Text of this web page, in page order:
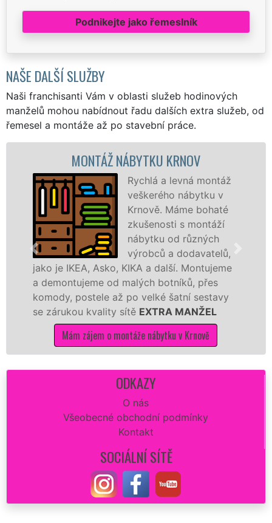
Podnikejte jako řemeslník
NAŠE DALŠÍ SLUŽBY
Naši franchisanti Vám v oblasti služeb hodinových
manželů mohou nabídnout řadu dalších extra služeb, od
řemesel a montáže až po stavební práce.
MONTÁŽ NÁBYTKU KRNOV
Rychlá a levná montáž
veškerého nábytku v
Krnově. Máme bohaté
zkušenosti s montáží
nábytku od různých
výrobců a dodavatelů,
je IKEA, Asko, KIKA a další. Montujeme
od malých botníků, přes
postele až po velké šatní sestavy
kvality sítěEXTRA MANŽEL
Mám zájem o montáže nábytku v Krnově
ODKAZY
O nás
Všeobecné obchodní podmínky
Kontakt
SOCIÁLNÍ SÍTĚ